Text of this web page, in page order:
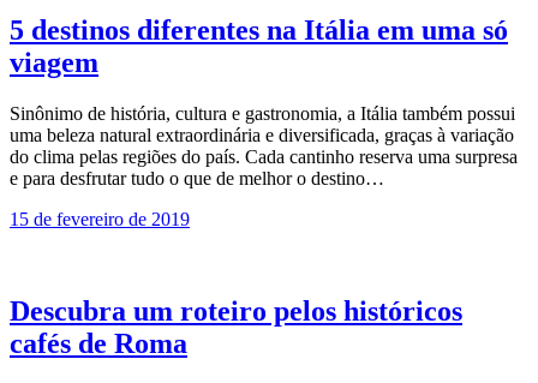
5 destinos diferentes na Itália em uma só
viagem
Sinônimo de história, cultura e gastronomia, a Itália também possui
uma beleza natural extraordinária e diversificada, graças à variação
do clima pelas regiões do país. Cada cantinho reserva uma surpresa
e para desfrutar tudo o que de melhor o destino…
15 de fevereiro de 2019
Descubra um roteiro pelos históricos
cafés de Roma